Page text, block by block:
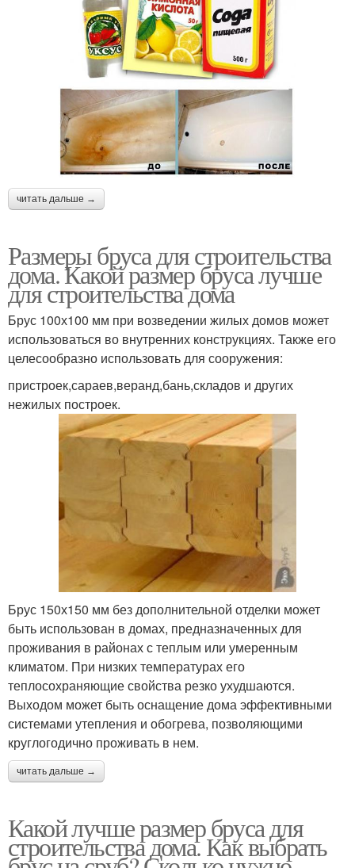
читать дальше →
Размеры бруса для строительства
дома. Какой размер бруса лучше
для строительства дома
Брус 100х100 мм при возведении жилых домов может
использоваться во внутренних конструкциях. Также его
целесообразно использовать для сооружения:
пристроек,сараев,веранд,бань,складов и других
нежилых построек.
Брус 150х150 мм без дополнительной отделки может
быть использован в домах, предназначенных для
проживания в районах с теплым или умеренным
климатом. При низких температурах его
теплосохраняющие свойства резко ухудшаются.
Выходом может быть оснащение дома эффективными
системами утепления и обогрева, позволяющими
круглогодично проживать в нем.
читать дальше →
Какой лучше размер бруса для
строительства дома. Как выбрать